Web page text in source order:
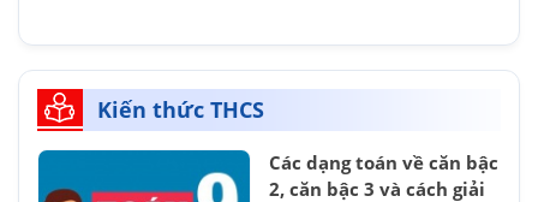
Kiến thức THCS
Các dạng toán về căn bậc
2, căn bậc 3 và cách giải